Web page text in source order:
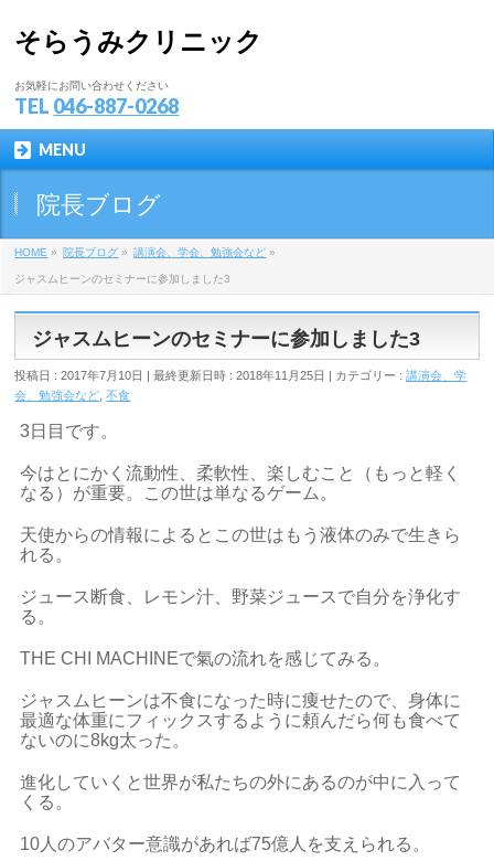
そらうみクリニック
お気軽にお問い合わせください
TEL 046-887-0268
MENU
院長ブログ
HOME » 院長ブログ » 講演会、学会、勉強会など »
ジャスムヒーンのセミナーに参加しました3
ジャスムヒーンのセミナーに参加しました3
投稿日 : 2017年7月10日 最終更新日時 : 2018年11月25日 カテゴリー :講演会、学
会、勉強会など ,不食
3日目です。
今はとにかく流動性、柔軟性、楽しむこと（もっと軽く
なる）が重要。この世は単なるゲーム。
天使からの情報によるとこの世はもう液体のみで生きら
れる。
ジュース断食、レモン汁、野菜ジュースで自分を浄化す
る。
THE CHI MACHINEで氣の流れを感じてみる。
ジャスムヒーンは不食になった時に痩せたので、身体に
最適な体重にフィックスするように頼んだら何も食べて
ないのに8kg太った。
進化していくと世界が私たちの外にあるのが中に入って
くる。
10人のアバター意識があれば75億人を支えられる。